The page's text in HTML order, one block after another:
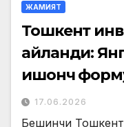
ЖАМИЯТ
Тошкент
айланди:
ишонч
17.06.2026
Бешинчи Тошкент